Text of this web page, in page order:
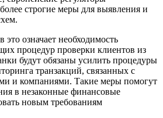
строгие меры для выявления и
это означает необходимость
процедур проверки клиентов из
будут обязаны усилить процедуры
транзакций, связанных с
и компаниями. Такие меры помогут
в незаконные финансовые
новым требованиям